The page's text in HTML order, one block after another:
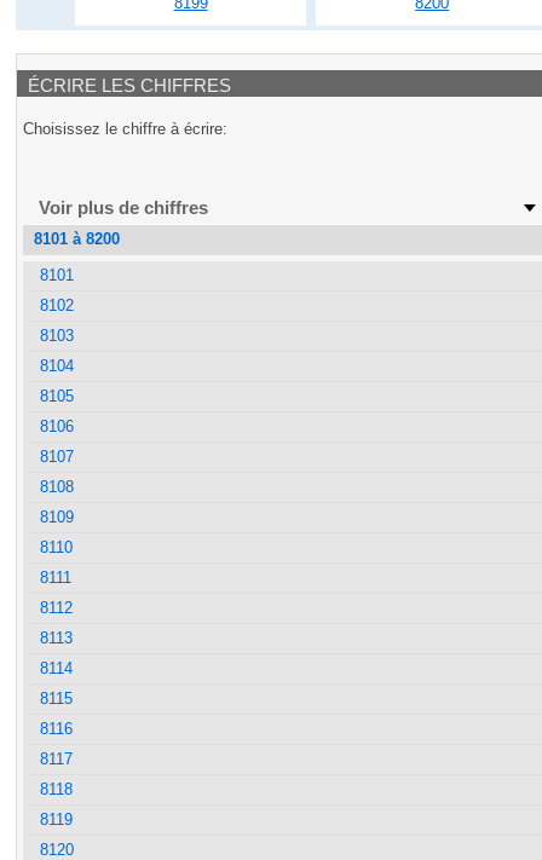
ÉCRIRE LES CHIFFRES
Choisissez le chiffre à écrire:
Voir plus de chiffres
8101 à 8200
8101
8102
8103
8104
8105
8106
8107
8108
8109
8110
8111
8112
8113
8114
8115
8116
8117
8118
8119
8120